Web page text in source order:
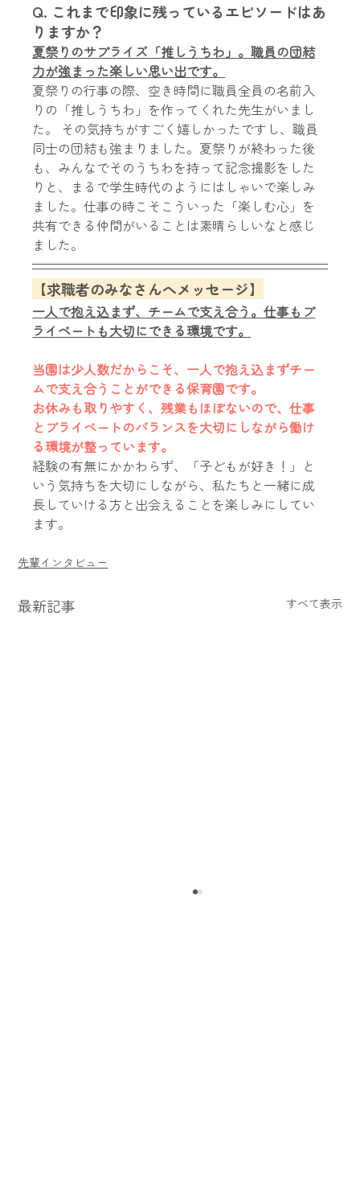
Q. これまで印象に残っているエピソードはあ
りますか？
夏祭りのサプライズ「推しうちわ」。職員の団結
力が強まった楽しい思い出です。
夏祭りの行事の際、空き時間に職員全員の名前入
りの「推しうちわ」を作ってくれた先生がいまし
た。 その気持ちがすごく嬉しかったですし、職員
同士の団結も強まりました。夏祭りが終わった後
も、みんなでそのうちわを持って記念撮影をした
りと、まるで学生時代のようにはしゃいで楽しみ
ました。仕事の時こそこういった「楽しむ心」を
共有できる仲間がいることは素晴らしいなと感じ
ました。
【求職者のみなさんへメッセージ】
一人で抱え込まず、チームで支え合う。仕事もプ
ライベートも大切にできる環境です。
当園は少人数だからこそ、一人で抱え込まずチー
ムで支え合うことができる保育園です。
お休みも取りやすく、残業もほぼないので、仕事
とプライベートのバランスを大切にしながら働け
る環境が整っています。
経験の有無にかかわらず、「子どもが好き！」と
いう気持ちを大切にしながら、私たちと一緒に成
長していける方と出会えることを楽しみにしてい
ます。
先輩インタビュー
最新記事 すべて表示